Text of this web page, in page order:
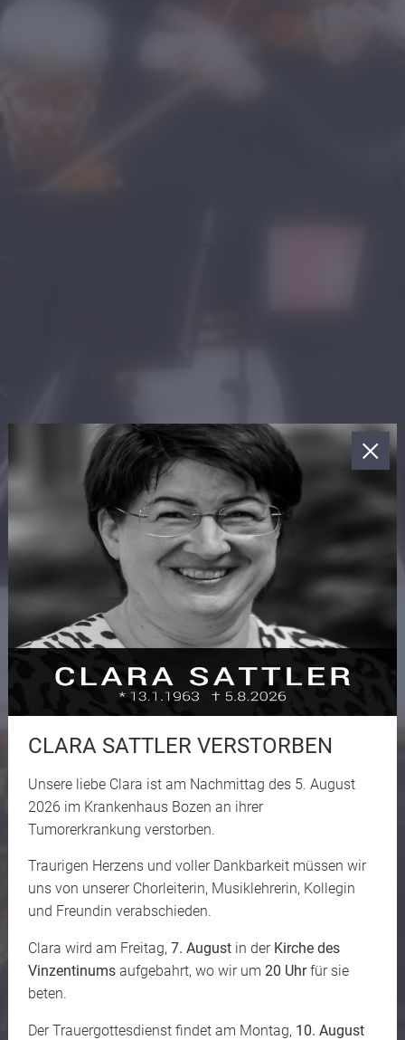
CLARA SATTLER VERSTORBEN
Unsere liebe Clara ist am Nachmittag des 5. August
2026 im Krankenhaus Bozen an ihrer
Tumorerkrankung verstorben.
Traurigen Herzens und voller Dankbarkeit müssen wir
uns von unserer Chorleiterin, Musiklehrerin, Kollegin
und Freundin verabschieden.
Clara wird am Freitag, 7. Augustin der Kirche des
Vinzentinumsaufgebahrt, wo wir um 20 Uhrfür sie
beten.
Der Trauergottesdienst findet am Montag, 10. August